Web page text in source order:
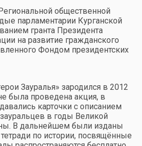
общественной
парламентарии Курганской
гранта Президента
на развитие гражданского
Фондом президентских
Зауралья» зародился в 2012
была проведена акция, в
карточки с описанием
в годы Великой
В дальнейшем были изданы
по истории, посвящённые